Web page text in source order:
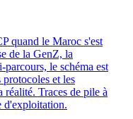
quand le Maroc s'est
de la GenZ, la
le schéma est
et les
réalité. Traces de pile à
d'exploitation.